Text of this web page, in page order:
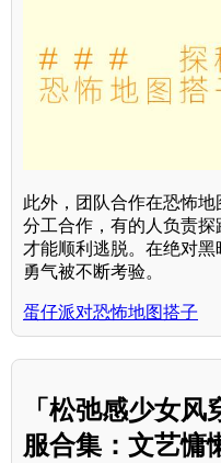
此外，团队合作在恐怖
分工合作，有的人负责
才能顺利逃脱。在绝对
勇气被不断考验。
蛋仔派对恐怖地图搭子
「松弛感少女
服合集：文艺慵